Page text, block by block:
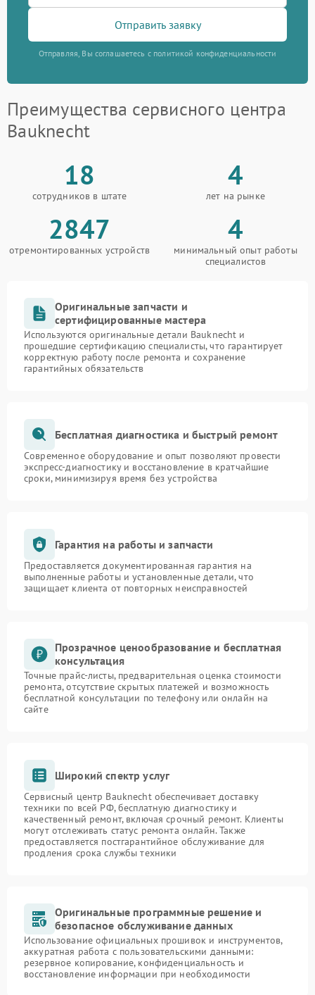
Отправить заявку
Отправляя, Вы соглашаетесь с политикой конфиденциальности
Преимущества сервисного центра
Bauknecht
18
сотрудников в штате
4
лет на рынке
2847
отремонтированных устройств
4
минимальный опыт работы
специалистов
Оригинальные запчасти и
сертифицированные мастера
Используются оригинальные детали Bauknecht и
прошедшие сертификацию специалисты, что гарантирует
корректную работу после ремонта и сохранение
гарантийных обязательств
Бесплатная диагностика и быстрый ремонт
Современное оборудование и опыт позволяют провести
экспресс-диагностику и восстановление в кратчайшие
сроки, минимизируя время без устройства
Гарантия на работы и запчасти
Предоставляется документированная гарантия на
выполненные работы и установленные детали, что
защищает клиента от повторных неисправностей
Прозрачное ценообразование и бесплатная
консультация
Точные прайс-листы, предварительная оценка стоимости
ремонта, отсутствие скрытых платежей и возможность
бесплатной консультации по телефону или онлайн на
сайте
Широкий спектр услуг
Сервисный центр Bauknecht обеспечивает доставку
техники по всей РФ, бесплатную диагностику и
качественный ремонт, включая срочный ремонт. Клиенты
могут отслеживать статус ремонта онлайн. Также
предоставляется постгарантийное обслуживание для
продления срока службы техники
Оригинальные программные решение и
безопасное обслуживание данных
Использование официальных прошивок и инструментов,
аккуратная работа с пользовательскими данными:
резервное копирование, конфиденциальность и
восстановление информации при необходимости